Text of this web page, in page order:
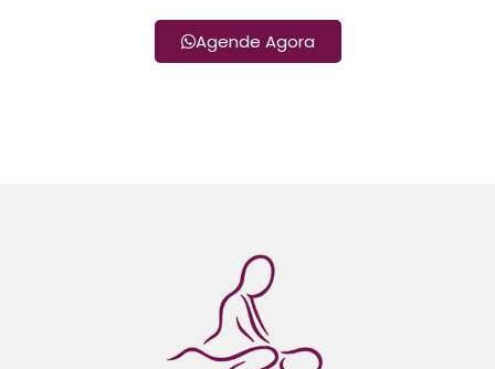
Agende Agora